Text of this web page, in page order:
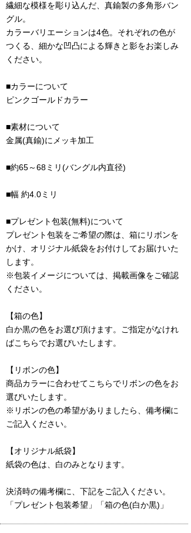
繊細な模様を彫り込んだ、真鍮製の多角形バン
グル。
カラーバリエーションは4色。それぞれの色が
つくる、細かな凹凸による輝きと影をお楽しみ
ください。
■カラーについて
ピンクゴールドカラー
■素材について
金属(真鍮)にメッキ加工
■約65～68ミリ(バングル内直径)
■幅 約4.0ミリ
■プレゼント包装(無料)について
プレゼント包装をご希望の際は、箱にリボンを
かけ、オリジナル紙袋をお付けしてお届けいた
します。
※包装イメージについては、掲載画像をご確認
ください。
【箱の色】
白か黒の色をお選び頂けます。ご指定がなけれ
ばこちらでお選びいたします。
【リボンの色】
商品カラーに合わせてこちらでリボンの色をお
選びいたします。
※リボンの色の希望がありましたら、備考欄に
ご記入ください。
【オリジナル紙袋】
紙袋の色は、白のみとなります。
決済時の備考欄に、下記をご記入ください。
「プレゼント包装希望」「箱の色(白か黒)」